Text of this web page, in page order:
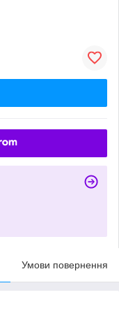
Умови повернення